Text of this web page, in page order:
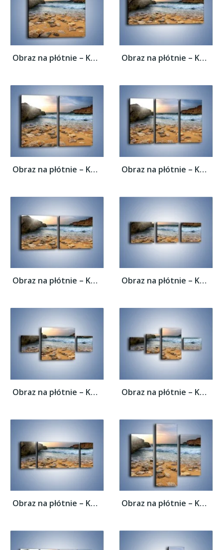
Obraz na płótnie – Kamienista plaża o... Obraz na płótnie – Kamienista plaża o...
Obraz na płótnie – Kamienista plaża o... Obraz na płótnie – Kamienista plaża o...
Obraz na płótnie – Kamienista plaża o... Obraz na płótnie – Kamienista plaża o...
Obraz na płótnie – Kamienista plaża o... Obraz na płótnie – Kamienista plaża o...
Obraz na płótnie – Kamienista plaża o... Obraz na płótnie – Kamienista plaża o...